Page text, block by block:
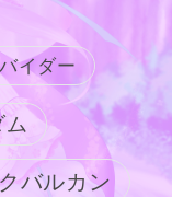
イダー
バルカン